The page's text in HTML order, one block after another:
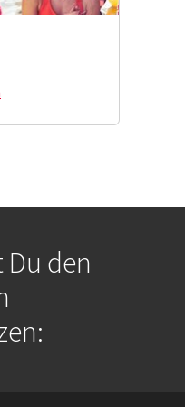
Du den